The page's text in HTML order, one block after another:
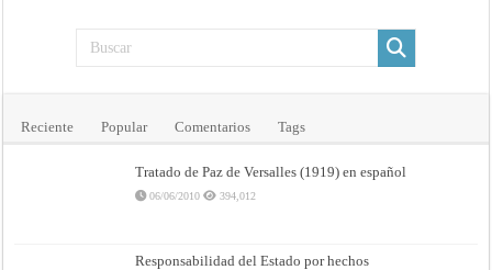
Reciente Popular Comentarios Tags
Tratado de Paz de Versalles (1919) en español
06/06/2010 394,012
Responsabilidad del Estado por hechos